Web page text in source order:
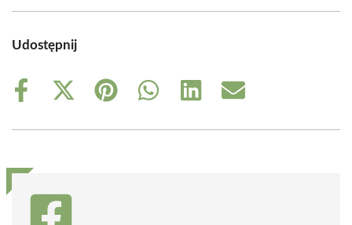
Udostępnij
Share
Share
(Twitter)
Share
Share
Share
Share